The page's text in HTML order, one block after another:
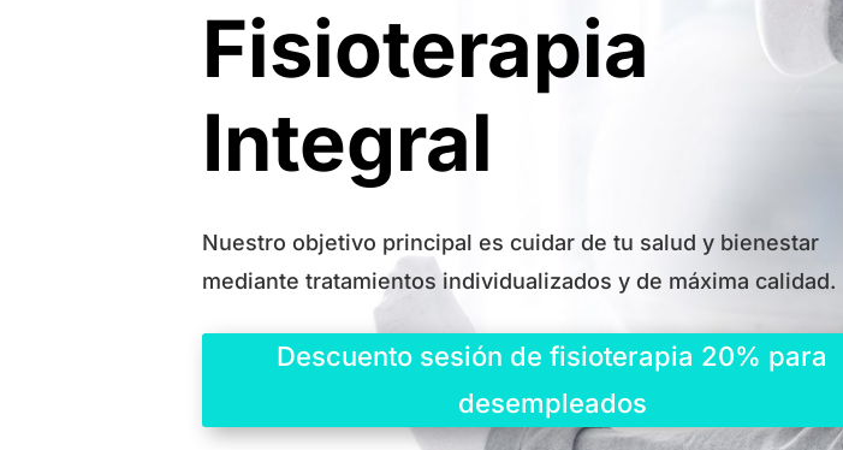
Fisioterapia
Integral
Nuestro objetivo principal es cuidar de tu salud y bienestar
mediante tratamientos individualizados y de máxima calidad.
Descuento sesión de fisioterapia 20% para
desempleados